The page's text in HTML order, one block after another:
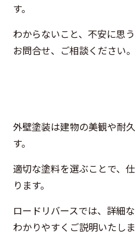
す。
わからないこと、不安に思
お問合せ、ご相談ください。
外壁塗装は建物の美観や耐
す。
適切な塗料を選ぶことで、
ります。
ロードリバースでは、詳細
わかりやすくご説明いたしま